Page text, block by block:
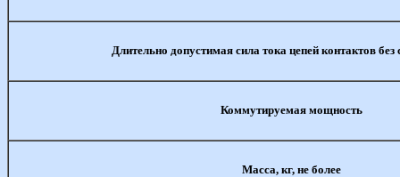
Длительно допустимая сила тока цепей контактов без
Коммутируемая мощность
Масса, кг, не более